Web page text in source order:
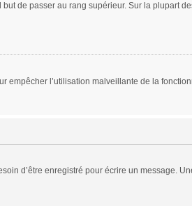
de passer au rang supérieur. Sur la plupart
empêcher l’utilisation malveillante de la
d’être enregistré pour écrire un message.